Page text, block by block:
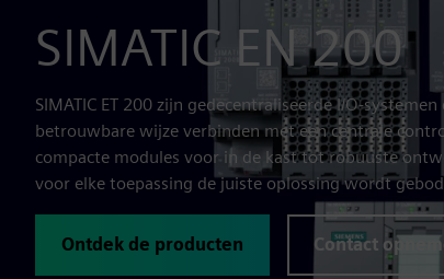
SIMATIC EN 200
SIMATIC ET 200 zijn gedecentraliseerde I/O-
betrouwbare wijze verbinden met een centrale
compacte modules voor in de kast tot robuuste
voor elke toepassing de juiste oplossing wordt
Ontdek de producten Contact